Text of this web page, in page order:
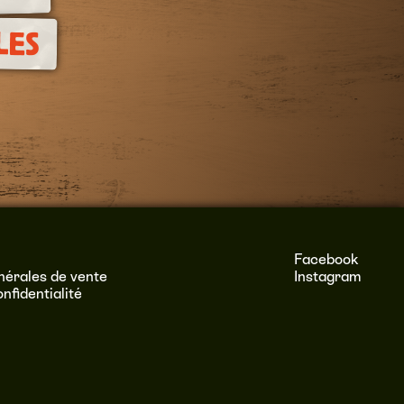
de vente
Facebook
Instagram